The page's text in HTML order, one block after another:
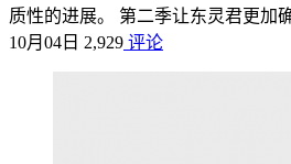
质性的进展。 第二季让东灵君更加
10月04日 2,929 评论